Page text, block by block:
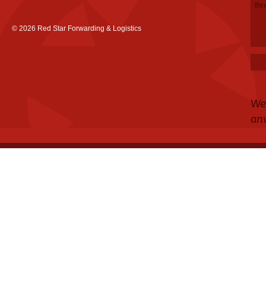
© 2026 Red Star Forwarding & Logistics